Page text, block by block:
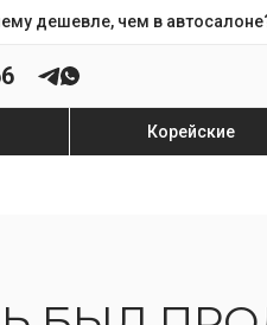
дешевле, чем в
Корейские